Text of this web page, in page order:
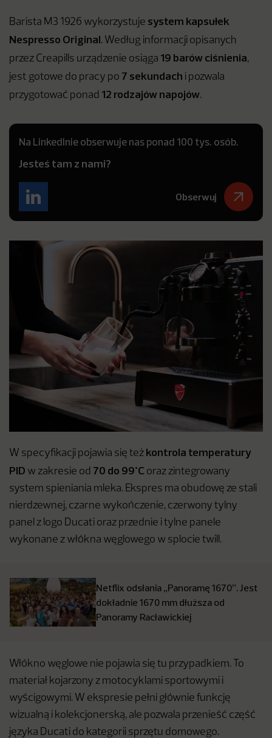
Barista M3 1926 wykorzystuje system kapsułek
Nespresso Original. Według informacji opisanych
przez Creapills urządzenie osiąga 19 barów ciśnienia,
jest gotowe do pracy po 7 sekundach i pozwala
przygotować ponad 12 rodzajów napojów.
Na LinkedInie obserwuje nas ponad 100 tys. osób.
Jesteś tam z nami?
Obserwuj
W specyfikacji pojawia się też kontrola temperatury
PID w zakresie od 70 do 99°C oraz zintegrowany
system spieniania mleka. Ekspres ma obudowę ze stali
nierdzewnej, czarne wykończenie, czerwony tylny
panel z logo Ducati oraz przednie i tylne panele
wykonane z włókna węglowego w splocie twill.
Netflix odsłania „Panoramę 1670”. Jest
dokładnie 1670 mm dłuższa od
Panoramy Racławickiej
Włókno węglowe nie pojawia się tu przypadkiem. To
materiał kojarzony z motocyklami sportowymi i
wyścigowymi. W ekspresie pełni głównie funkcję
wizualną i kolekcjonerską, ale pozwala przenieść część
języka Ducati do kategorii sprzętu domowego.